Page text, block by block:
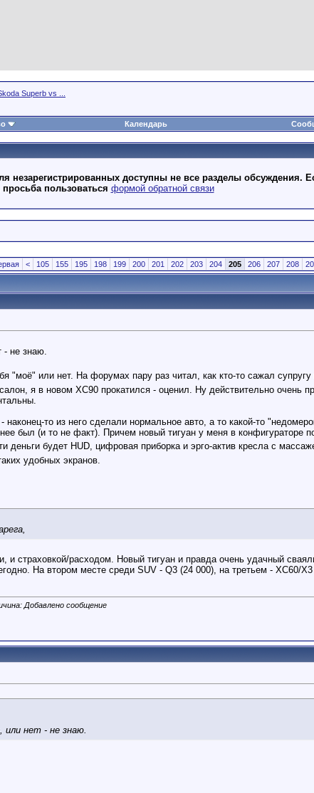
Superb vs ...
Календарь
доступны не все разделы обсуждения.
пользоваться формой обратной связи
< 105 155 195 198 199 200 201 202 203 204 205 206 207 208
- не знаю.
"моё" или нет. На форумах пару раз читал, как кто-то сажал
я в новом ХС90 прокатился - оценил. Ну действительно очень
то из него сделали нормальное авто, а то какой-то
был (и то не факт). Причем новый тигуан у меня в конфигураторе
деньги будет HUD, цифровая приборка и эрго-актив кресла с
удобных экранов.
и страховкой/расходом. Новый тигуан и правда очень удачный
На втором месте среди SUV - Q3 (24 000), на третьем - XC60/
Добавлено сообщение
нет - не знаю.